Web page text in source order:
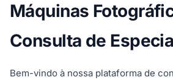
Máquinas
Consulta de
Bem-vindo à nossa plataforma de